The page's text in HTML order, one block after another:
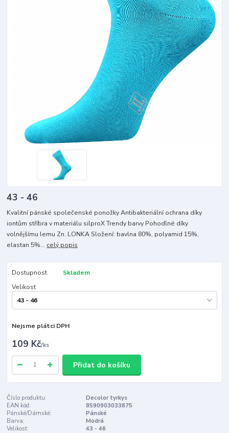
43 - 46
Kvalitní pánské společenské ponožky Antibakteriální ochrana díky
iontům stříbra v materiálu silproX Trendy barvy Pohodlné díky
volnějšímu lemu Zn. LONKA Složení: bavlna 80%, polyamid 15%,
elastan 5%... celý popis
Dostupnost
Skladem
Velikost
Nejsme plátci DPH
109 Kč/ks
Přidat do košíku
Číslo produktu:
Decolor tyrkys
EAN kód:
8590903033875
Pánské/Dámské:
Pánské
Barva:
Modrá
Velikost:
43 - 46